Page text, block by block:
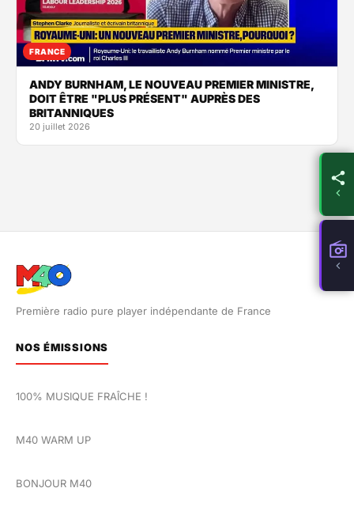
FRANCE
ANDY BURNHAM, LE NOUVEAU PREMIER MINISTRE,
DOIT ÊTRE "PLUS PRÉSENT" AUPRÈS DES
BRITANNIQUES
20 juillet 2026
Première radio pure player indépendante de France
NOS ÉMISSIONS
100% MUSIQUE FRAÎCHE !
M40 WARM UP
BONJOUR M40